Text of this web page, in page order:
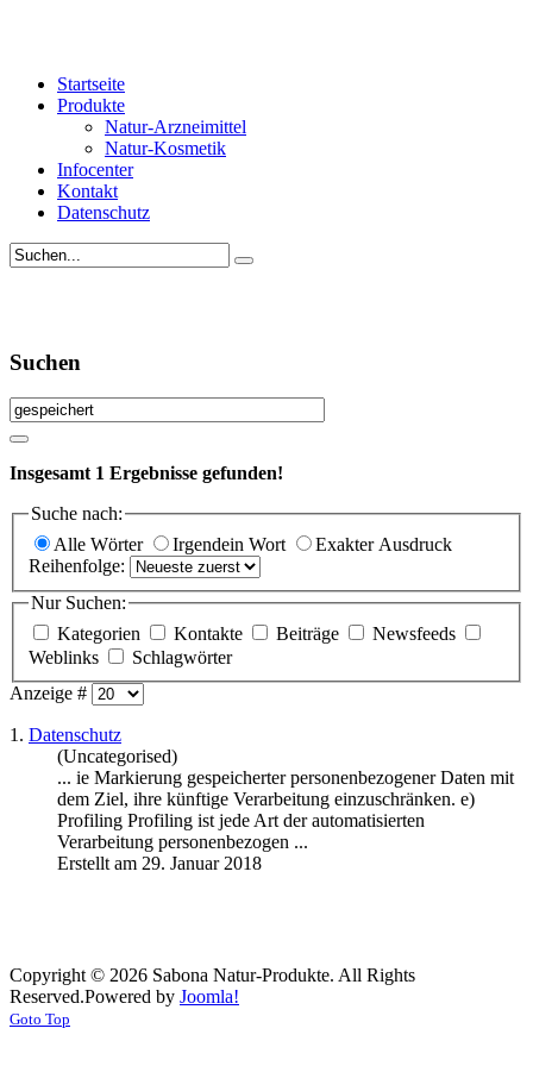
Startseite
Produkte
Natur-Arzneimittel
Natur-Kosmetik
Infocenter
Kontakt
Datenschutz
Suchen
Insgesamt 1 Ergebnisse gefunden!
Suche nach:
Alle Wörter
Irgendein Wort
Exakter Ausdruck
Reihenfolge:
Nur Suchen:
Kategorien
Kontakte Beiträge
Newsfeeds
Weblinks
Schlagwörter
Anzeige #
1. Datenschutz
(Uncategorised)
... ie Markierung gespeicherter personenbezogener Daten mit
dem Ziel, ihre künftige Verarbeitung einzuschränken. e)
Profiling Profiling ist jede Art der automatisierten
Verarbeitung personenbezogen ...
Erstellt am 29. Januar 2018
Copyright © 2026 Sabona Natur-Produkte. All Rights
Reserved.Powered by Joomla!
Goto Top